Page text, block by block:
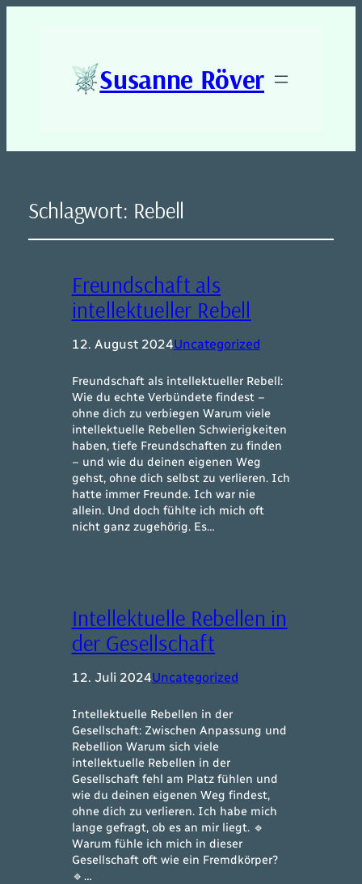
Susanne Röver
Schlagwort: Rebell
Freundschaft als
intellektueller Rebell
12. August 2024Uncategorized
Freundschaft als intellektueller Rebell:
Wie du echte Verbündete findest –
ohne dich zu verbiegen Warum viele
intellektuelle Rebellen Schwierigkeiten
haben, tiefe Freundschaften zu finden
– und wie du deinen eigenen Weg
gehst, ohne dich selbst zu verlieren. Ich
hatte immer Freunde. Ich war nie
allein. Und doch fühlte ich mich oft
nicht ganz zugehörig. Es…
Intellektuelle Rebellen in
der Gesellschaft
12. Juli 2024Uncategorized
Intellektuelle Rebellen in der
Gesellschaft: Zwischen Anpassung und
Rebellion Warum sich viele
intellektuelle Rebellen in der
Gesellschaft fehl am Platz fühlen und
wie du deinen eigenen Weg findest,
ohne dich zu verlieren. Ich habe mich
lange gefragt, ob es an mir liegt. 🔹
Warum fühle ich mich in dieser
Gesellschaft oft wie ein Fremdkörper?
🔹…